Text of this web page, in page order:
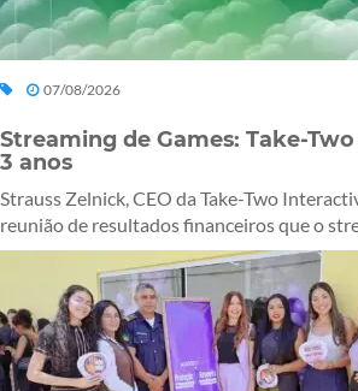
07/08/2026
Streaming de Games: Take-
3 anos
Strauss Zelnick, CEO da Take-Two
reunião de resultados financeiros que o